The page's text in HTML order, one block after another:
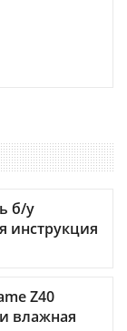
б/у
инструкция
Z40
влажная